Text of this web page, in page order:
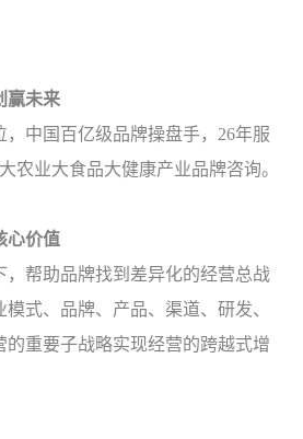
赢未来
中国百亿级品牌操盘手， 26年服
农业大食品大健康产业品牌咨询。
心价值
，帮助品牌找到差异化的经营总战
式、品牌、产品、渠道、研发、
的重要子战略实现经营的跨越式增